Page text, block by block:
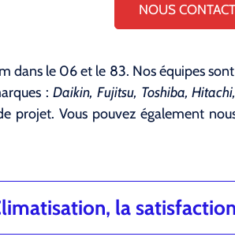
NOUS
dans le 06 et le 83. Nos équipes
:Daikin, Fujitsu, Toshiba,
projet. Vous pouvez également
la